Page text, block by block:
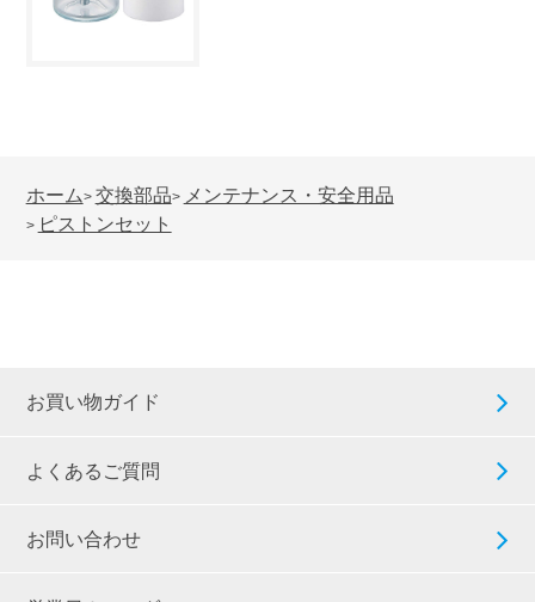
ホーム> 交換部品> メンテナンス・安全用品
> ピストンセット
お買い物ガイド
よくあるご質問
お問い合わせ